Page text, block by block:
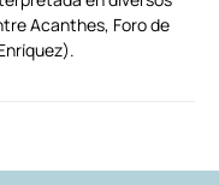
Acanthes, Foro de